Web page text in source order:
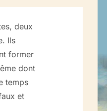
deux
Ils
former
dont
temps
et